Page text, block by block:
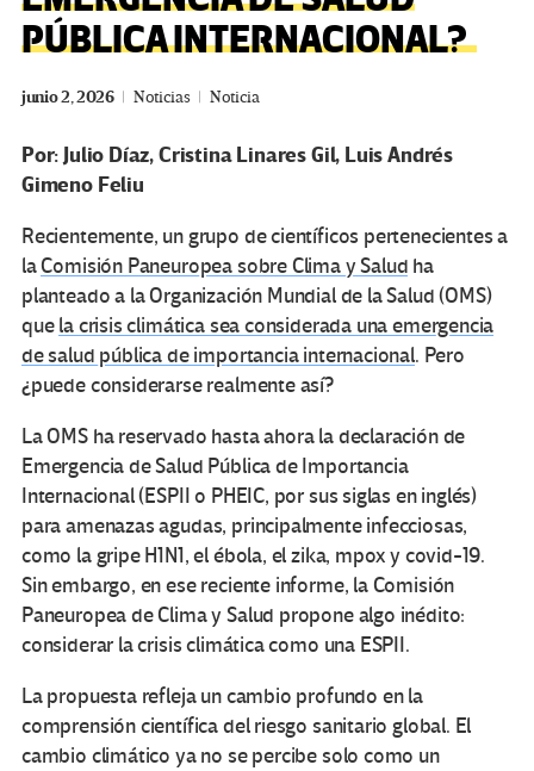
PÚBLICA INTERNACIONAL?
junio 2, 2026 Noticias Noticia
Por:Julio Díaz, Cristina Linares Gil, Luis Andrés
Gimeno Feliu
Recientemente, un grupo de científicos pertenecientes a
laComisión Paneuropea sobre Clima y Salud ha
planteado a la Organización Mundial de la Salud (OMS)
quela crisis climática sea considerada una emergencia
de salud pública de importancia internacional. Pero
¿puede considerarse realmente así?
La OMS ha reservado hasta ahora la declaración de
Emergencia de Salud Pública de Importancia
Internacional (ESPII o PHEIC, por sus siglas en inglés)
para amenazas agudas, principalmente infecciosas,
como la gripe H1N1, el ébola, el zika, mpox y covid-19.
Sin embargo, en ese reciente informe, la Comisión
Paneuropea de Clima y Salud propone algo inédito:
considerar la crisis climática como una ESPII.
La propuesta refleja un cambio profundo en la
comprensión científica del riesgo sanitario global. El
cambio climático ya no se percibe solo como un